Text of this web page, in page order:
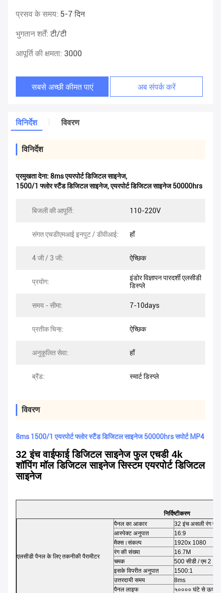
प्रसव के समय: 5-7 दिन
भुगतान शर्तें:टी/टी
आपूर्ति की क्षमता: 3000
सबसे अच्छी कीमत पाएं अब संपर्क करें
विनिर्देश विवरण
विनिर्देश
प्रमुखता देना: 8ms एयरपोर्ट डिजिटल साइनेज,
1500/1 फ्लोर स्टैंड डिजिटल साइनेज,एयरपोर्ट डिजिटल साइनेज 50000hrs
बिजली की आपूर्ति: 110-220V
संगत एचडीएमआई इनपुट / डीवीआई: हाँ
4 जी / 3 जी: ऐच्छिक
प्रयोग:
इंडोर विज्ञापन पारदर्शी एलसीडी
डिस्प्ले
समय - सीमा: 7-10days
प्रतीक चिन्ह: ऐच्छिक
अनुकूलित सेवा: हाँ
ब्रैंड: स्मार्ट डिस्प्ले
विवरण
8ms 1500/1 एयरपोर्ट फ्लोर स्टैंड डिजिटल साइनेज 50000hrs सपोर्ट MP4
32 इंच वाईफाई डिजिटल साइनेज फुल एचडी 4k
शॉपिंग मॉल डिजिटल साइनेज सिस्टम एयरपोर्ट डिजिटल
साइनेज
निर्दिष्टीकरण
एलसीडी पैनल के लिए तकनीकी पैरामीटर
पैनल का आकार
32 इंच असली रंग
आस्पेक्ट अनुपात
16:9
मैक्स।संकल्प
1920x 1080
रंग की संख्या
16.7M
चमक
500 सीडी / एम 2
इसके विपरीत अनुपात
1500:1
उत्तरदायी समय
8ms
पैनल लाइफ
५०००० घंटे से ऊपर